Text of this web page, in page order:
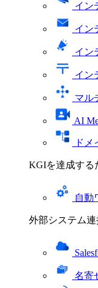
イン
イン
イン
イン
マル
AI
ド
KGIを達成する
自動
外部システム
名寄